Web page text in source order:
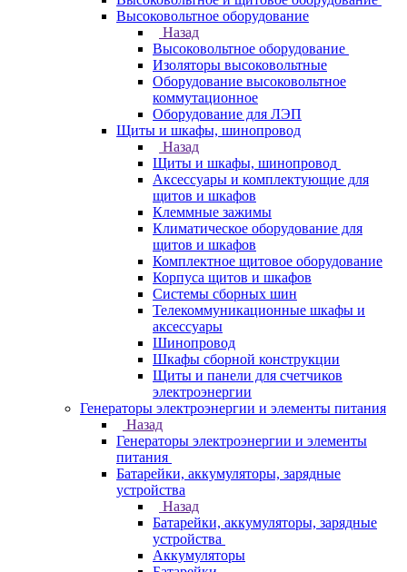
Высоковольтное оборудование
Назад
Высоковольтное оборудование
Изоляторы высоковольтные
Оборудование высоковольтное
коммутационное
Оборудование для ЛЭП
Щиты и шкафы, шинопровод
Назад
Щиты и шкафы, шинопровод
Аксессуары и комплектующие для
щитов и шкафов
Клеммные зажимы
Климатическое оборудование для
щитов и шкафов
Комплектное щитовое оборудование
Корпуса щитов и шкафов
Системы сборных шин
Телекоммуникационные шкафы и
аксессуары
Шинопровод
Шкафы сборной конструкции
Щиты и панели для счетчиков
электроэнергии
Генераторы электроэнергии и элементы питания
Назад
Генераторы электроэнергии и элементы
питания
Батарейки, аккумуляторы, зарядные
устройства
Назад
Батарейки, аккумуляторы, зарядные
устройства
Аккумуляторы